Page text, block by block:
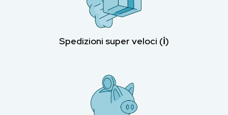
Spedizioni super veloci (ℹ︎)